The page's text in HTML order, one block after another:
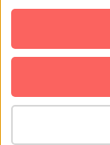
Pogrzeb
Społeczność
Kultura
technologii do celów
zgodę na ich
możliwość zmiany
do której link
cookie
działanie
użytkownicy